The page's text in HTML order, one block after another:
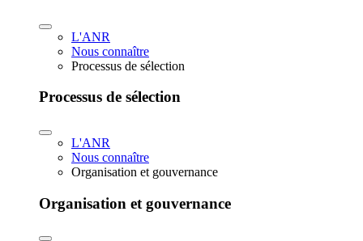
L'ANR
Nous connaître
Processus de sélection
Processus de sélection
L'ANR
Nous connaître
Organisation et gouvernance
Organisation et gouvernance